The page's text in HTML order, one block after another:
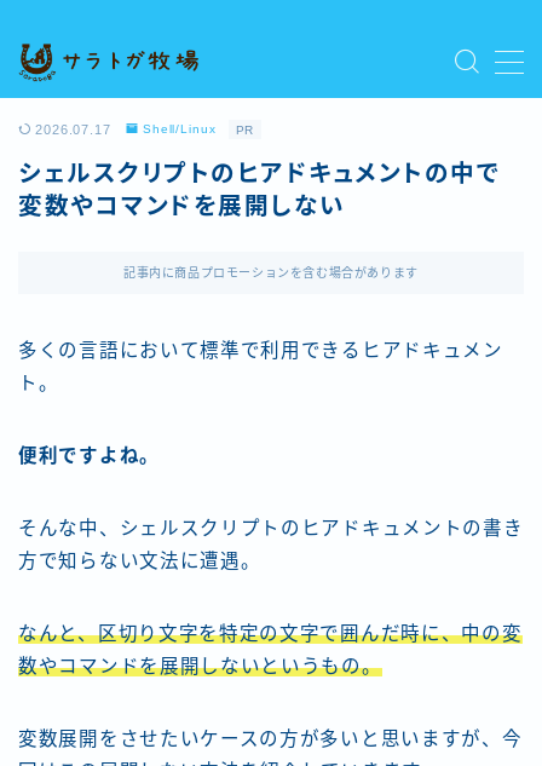
MENU
プライバシーポリシー
利用規約／特定商取引法に基づく表記
新着記事を読む
運営者情報
2026.07.17 Shell/Linux PR
シェルスクリプトのヒアドキュメントの中で
変数やコマンドを展開しない
記事内に商品プロモーションを含む場合があります
多くの言語において標準で利用できるヒアドキュメン
ト。
便利ですよね。
そんな中、シェルスクリプトのヒアドキュメントの書き
方で知らない文法に遭遇。
なんと、区切り文字を特定の文字で囲んだ時に、中の変
数やコマンドを展開しないというもの。
変数展開をさせたいケースの方が多いと思いますが、今